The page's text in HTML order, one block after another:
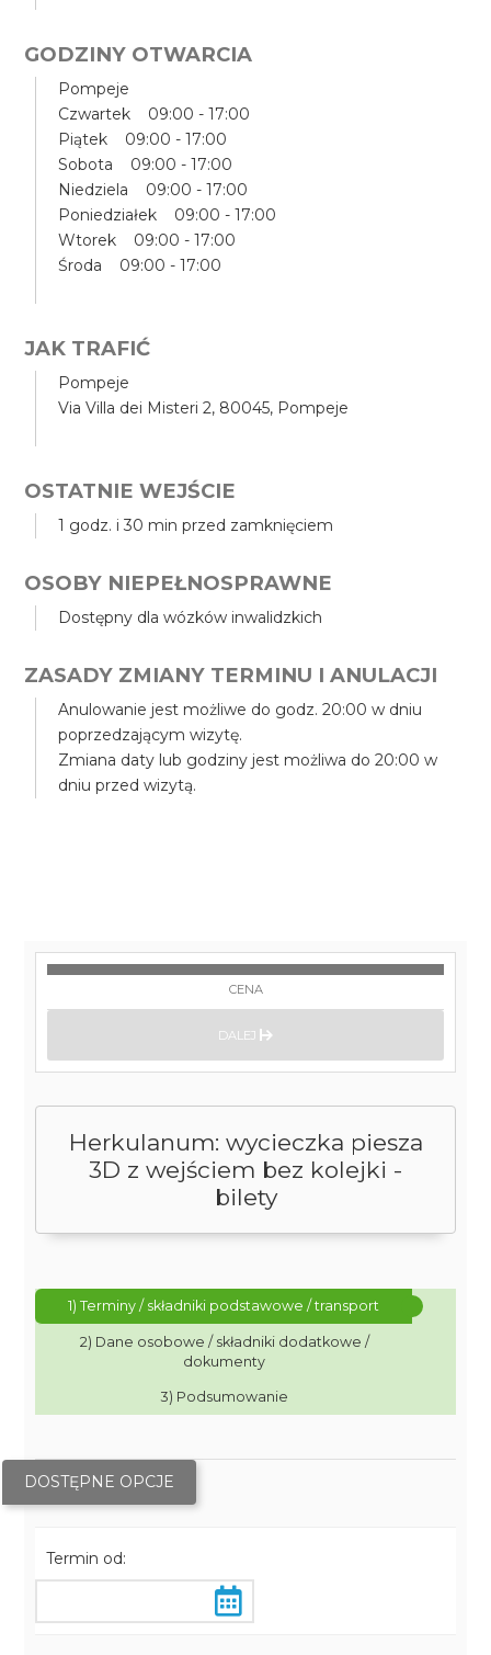
GODZINY OTWARCIA
Pompeje
Czwartek 09:00 - 17:00
Piątek 09:00 - 17:00
Sobota 09:00 - 17:00
Niedziela 09:00 - 17:00
Poniedziałek 09:00 - 17:00
Wtorek 09:00 - 17:00
Środa 09:00 - 17:00
JAK TRAFIĆ
Pompeje
Via Villa dei Misteri 2, 80045, Pompeje
OSTATNIE WEJŚCIE
1 godz. i 30 min przed zamknięciem
OSOBY NIEPEŁNOSPRAWNE
Dostępny dla wózków inwalidzkich
ZASADY ZMIANY TERMINU I ANULACJI
Anulowanie jest możliwe do godz. 20:00 w dniu
poprzedzającym wizytę.
Zmiana daty lub godziny jest możliwa do 20:00 w
dniu przed wizytą.
Herkulanum: wycieczka piesza
3D z wejściem bez kolejki -
bilety
1) Terminy / składniki podstawowe / transport
2) Dane osobowe / składniki dodatkowe /
dokumenty
3) Podsumowanie
DOSTĘPNE OPCJE
Termin od:
CENA
DALEJ